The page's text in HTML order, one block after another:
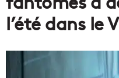
l’été dans le